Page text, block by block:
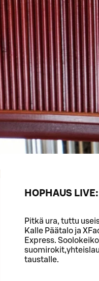
HOPHAUS
Pitkä ura, tuttu
Kalle Päätalo ja
Express.
taustalle.